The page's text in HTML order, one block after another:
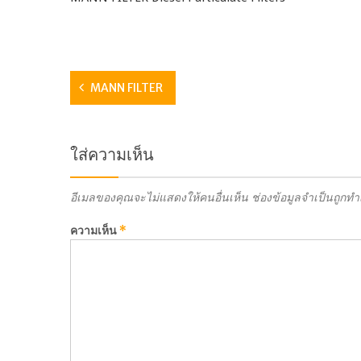
MANN FILTER
ใส่ความเห็น
อีเมลของคุณจะไม่แสดงให้คนอื่นเห็น ช่องข้อมูลจำเป็นถูกท
ความเห็น*